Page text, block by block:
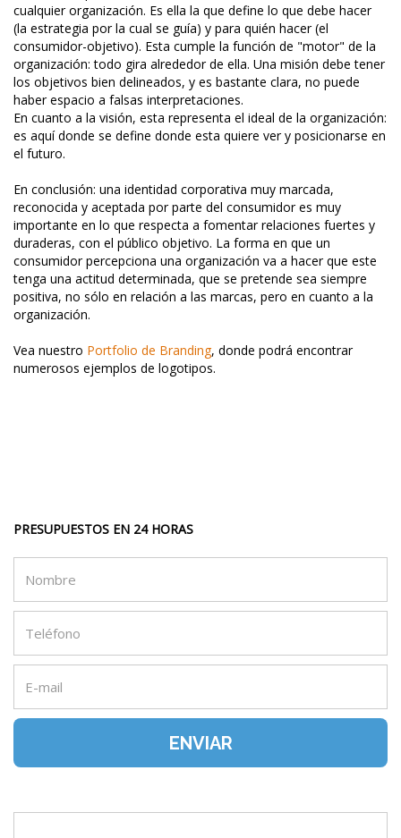
cualquier organización. Es ella la que define lo que debe hacer
(la estrategia por la cual se guía) y para quién hacer (el
consumidor-objetivo). Esta cumple la función de "motor" de la
organización: todo gira alrededor de ella. Una misión debe tener
los objetivos bien delineados, y es bastante clara, no puede
haber espacio a falsas interpretaciones.
En cuanto a la visión, esta representa el ideal de la organización:
es aquí donde se define donde esta quiere ver y posicionarse en
el futuro.
En conclusión: una identidad corporativa muy marcada,
reconocida y aceptada por parte del consumidor es muy
importante en lo que respecta a fomentar relaciones fuertes y
duraderas, con el público objetivo. La forma en que un
consumidor percepciona una organización va a hacer que este
tenga una actitud determinada, que se pretende sea siempre
positiva, no sólo en relación a las marcas, pero en cuanto a la
organización.
Vea nuestro Portfolio de Branding, donde podrá encontrar
numerosos ejemplos de logotipos.
PRESUPUESTOS EN 24 HORAS